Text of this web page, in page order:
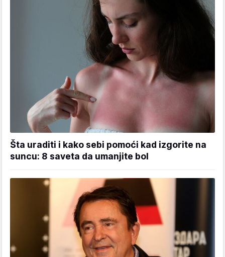
Šta uraditi i kako sebi pomoći kad izgorite na
suncu: 8 saveta da umanjite bol